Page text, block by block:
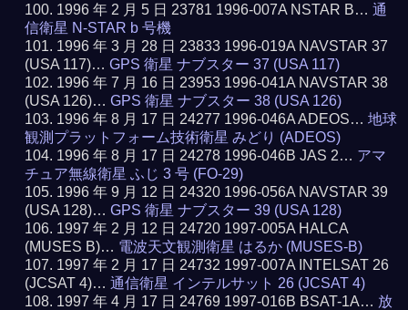
1996 年 2 月 5 日 23781 1996-007A NSTAR B…通
信衛星 N-STAR b 号機
1996 年 3 月 28 日 23833 1996-019A NAVSTAR 37
(USA 117)…GPS 衛星 ナブスター 37 (USA 117)
1996 年 7 月 16 日 23953 1996-041A NAVSTAR 38
(USA 126)…GPS 衛星 ナブスター 38 (USA 126)
1996 年 8 月 17 日 24277 1996-046A ADEOS…地球
観測プラットフォーム技術衛星 みどり (ADEOS)
1996 年 8 月 17 日 24278 1996-046B JAS 2… アマ
チュア無線衛星 ふじ 3 号 (FO-29)
1996 年 9 月 12 日 24320 1996-056A NAVSTAR 39
(USA 128)…GPS 衛星 ナブスター 39 (USA 128)
1997 年 2 月 12 日 24720 1997-005A HALCA
(MUSES B)… 電波天文観測衛星 はるか (MUSES-B)
1997 年 2 月 17 日 24732 1997-007A INTELSAT 26
(JCSAT 4)…通信衛星 インテルサット 26 (JCSAT 4)
1997 年 4 月 17 日 24769 1997-016B BSAT-1A… 放